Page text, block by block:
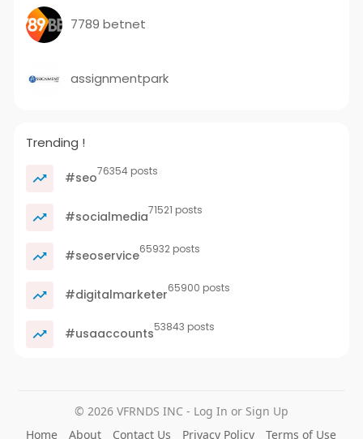
7789 betnet
assignmentpark
Trending !
#seo76354 posts
#socialmedia71521 posts
#seoservice65932 posts
#digitalmarketer65900 posts
#usaaccounts53843 posts
© 2026 VFRNDS INC - Log In or Sign Up
Home
About Contact Us Privacy Policy Terms of Use